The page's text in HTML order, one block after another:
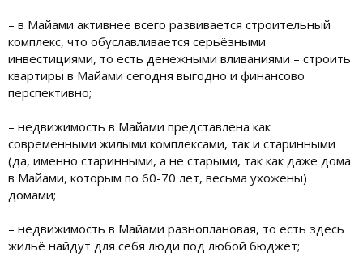
– в Майами активнее всего развивается строительный
комплекс, что обуславливается серьёзными
инвестициями, то есть денежными вливаниями – строить
квартиры в Майами сегодня выгодно и финансово
перспективно;
– недвижимость в Майами представлена как
современными жилыми комплексами, так и старинными
(да, именно старинными, а не старыми, так как даже дома
в Майами, которым по 60-70 лет, весьма ухожены)
домами;
– недвижимость в Майами разноплановая, то есть здесь
жильё найдут для себя люди под любой бюджет;